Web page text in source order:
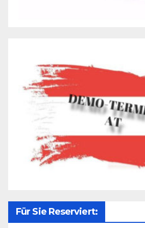
Für Sie Reserviert: